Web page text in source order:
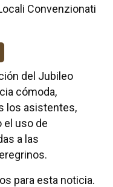
Convenzionati
del Jubileo
cómoda,
los asistentes,
el uso de
a las
para esta noticia.